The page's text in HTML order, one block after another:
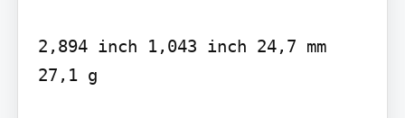
2,894 inch 1,043 inch 24,7 mm
27,1 g